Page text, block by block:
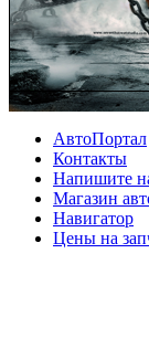
АвтоПортал
Контакты
Напишите
Магазин
Навигатор
Цены на